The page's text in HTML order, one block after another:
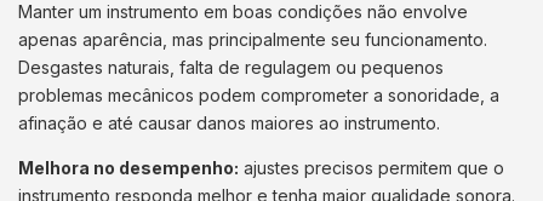
Manter um instrumento em boas condições não envolve
apenas aparência, mas principalmente seu funcionamento.
Desgastes naturais, falta de regulagem ou pequenos
problemas mecânicos podem comprometer a sonoridade, a
afinação e até causar danos maiores ao instrumento.
Melhora no desempenho: ajustes precisos permitem que o
instrumento responda melhor e tenha maior qualidade sonora.